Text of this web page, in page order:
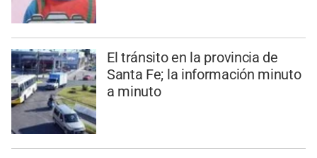
El tránsito en la provincia de
Santa Fe; la información minuto
a minuto